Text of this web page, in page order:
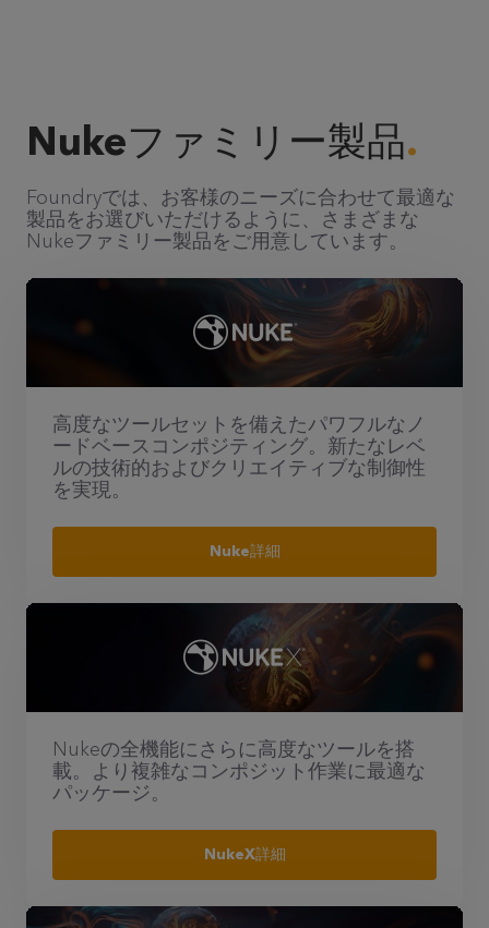
Nukeファミリー製品
Foundryでは、お客様のニーズに合わせて最適な
製品をお選びいただけるように、さまざまな
Nukeファミリー製品をご用意しています。
高度なツールセットを備えたパワフルなノ
ードベースコンポジティング。新たなレベ
ルの技術的およびクリエイティブな制御性
を実現。
Nuke詳細
Nukeの全機能にさらに高度なツールを搭
載。より複雑なコンポジット作業に最適な
パッケージ。
NukeX詳細